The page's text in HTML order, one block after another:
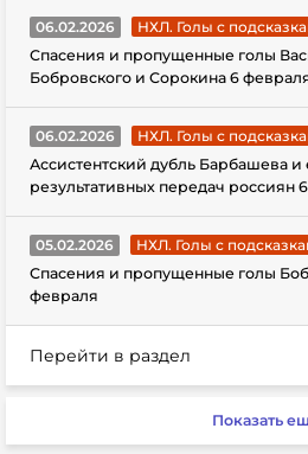
06.02.2026
НХЛ. Голы с
Спасения и пропущенные голы
Бобровского и Сорокина 6
06.02.2026
НХЛ. Голы с
Ассистентский дубль Барбашева и
результативных передач россиян
05.02.2026
НХЛ. Голы с
Спасения и пропущенные голы
февраля
Перейти в раздел
Показать